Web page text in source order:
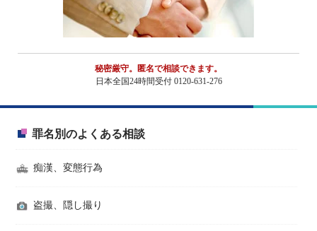
秘密厳守。匿名で相談できます。
日本全国24時間受付 0120-631-276
罪名別のよくある相談
痴漢、変態行為
盗撮、隠し撮り